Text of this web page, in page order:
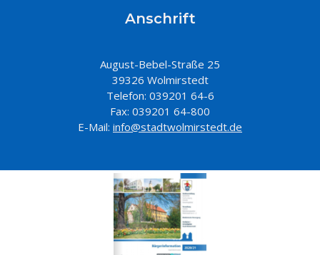
Anschrift
August-Bebel-Straße 25
39326 Wolmirstedt
Telefon: 039201 64-6
Fax: 039201 64-800
E-Mail: info@stadtwolmirstedt.de